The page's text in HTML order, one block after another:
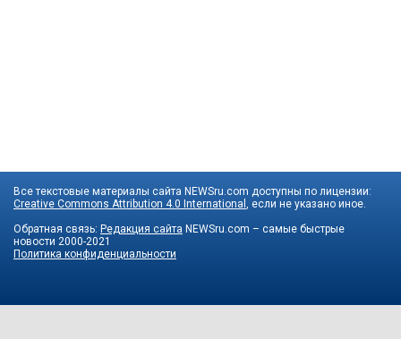
Все текстовые материалы сайта NEWSru.com доступны по лицензии:
Creative Commons Attribution 4.0 International
, если не указано иное.
Обратная связь: Редакция сайта NEWSru.com – самые быстрые
новости 2000-2021
Политика конфиденциальности